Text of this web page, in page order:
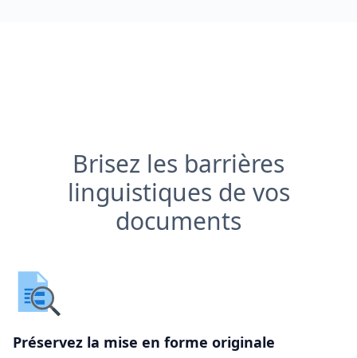
Brisez les barrières
linguistiques de vos
documents
Préservez la mise en forme originale